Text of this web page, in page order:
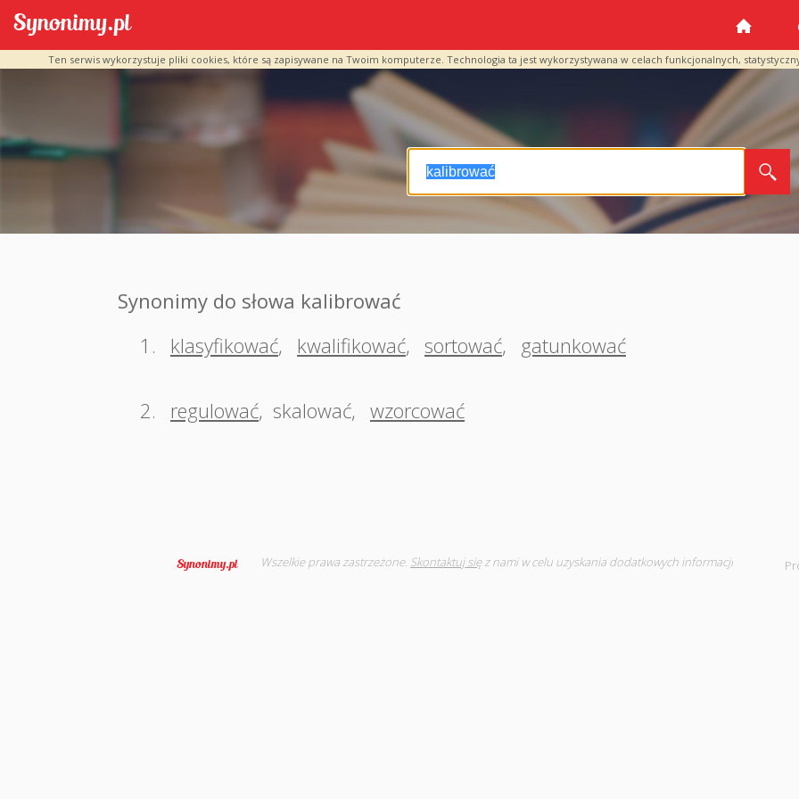
Ten serwis wykorzystuje pliki cookies, które są zapisywane na Twoim komputerze. Technologia ta jest wykorzystywana w celach funkcjonalnych,
Synonimy do słowa kalibrować
1.
klasyfikować, kwalifikować, sortować, gatunkować
2. regulować, skalować, wzorcować
Wszelkie prawa zastrzeżone. Skontaktuj sięz nami w celu uzyskania dodatkowych informacji